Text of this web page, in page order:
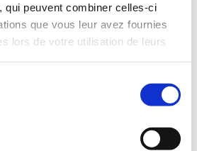
qui peuvent combiner celles-ci
que vous leur avez fournies
lors de votre utilisation de leurs
(hors franchise)
plein
DE LOCATION